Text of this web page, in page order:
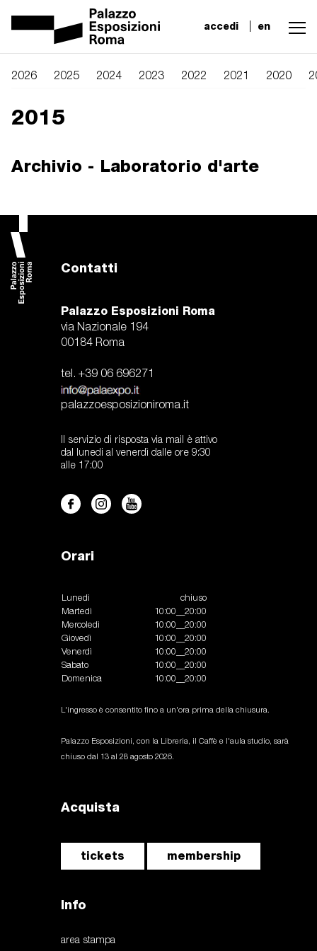
accedi en
2026 2025 2024 2023 2022 2021 2020
2015
Archivio - Laboratorio d'arte
Contatti
Palazzo Esposizioni Roma
via Nazionale 194
00184 Roma
tel. +39 06 696271
palazzoesposizioniroma.it
Il servizio di risposta via mail è attivo
dal lunedi al venerdì dalle ore 9:30
alle 17:00
Orari
Lunedì
chiuso
Martedì
10:00__20:00
Mercoledì
10:00__20:00
Giovedì
10:00__20:00
Venerdì
10:00__20:00
Sabato
10:00__20:00
Domenica
10:00__20:00
L'ingresso è consentito fino a un'ora prima della chiusura.
Palazzo Esposizioni, con la Libreria, il Caffè e l'aula studio, sarà
chiuso dal 13 al 28 agosto 2026.
Acquista
tickets membership
Info
area stampa